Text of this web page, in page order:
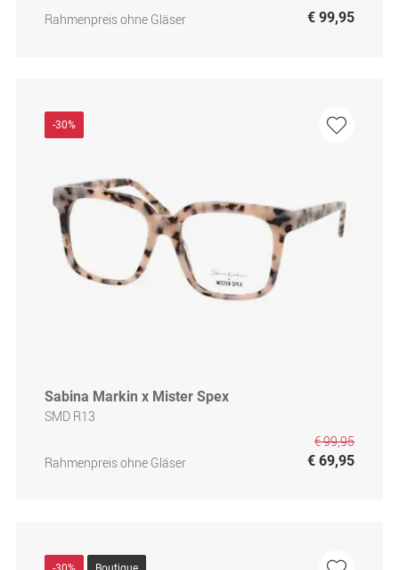
Rahmenpreis ohne Gläser
€ 99,95
-30%
Sabina Markin x Mister Spex
SMD R13
Rahmenpreis ohne Gläser
€ 99,95
€ 69,95